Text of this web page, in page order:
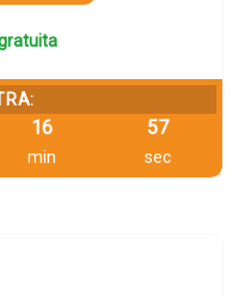
16
min
56
sec